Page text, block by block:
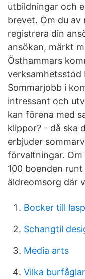
utbildningar och
brevet. Om du av
registrera din
ansökan, märkt
Östhammars
verksamhetsstöd
Sommarjobb i
intressant och
kan förena med
klippor? - då ska
erbjuder
förvaltningar. Om
100 boenden
äldreomsorg där
Bocker till
Schangtil
Media arts
Vilka